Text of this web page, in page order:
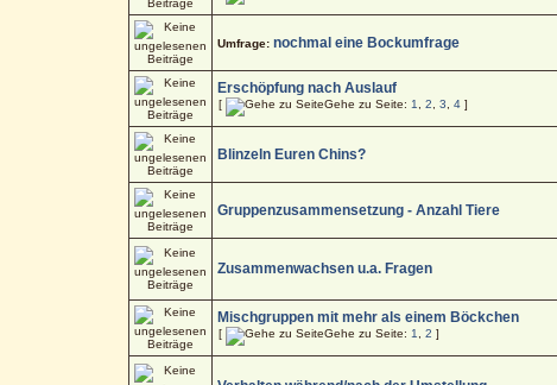
Umfrage: nochmal eine Bockumfrage
Erschöpfung nach Auslauf
[ Gehe zu Seite: 1 2 3 4]
Blinzeln Euren Chins?
Gruppenzusammensetzung - Anzahl Tiere
Zusammenwachsen u.a. Fragen
Mischgruppen mit mehr als einem Böckchen
[ Gehe zu Seite: 1 2 ]